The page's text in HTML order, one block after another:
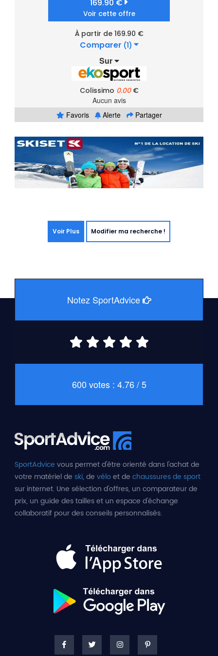
169.90 €
Voir cette offre
À partir de 169.90 €
Comparer (1)
Sur
Colissimo 0.00€
Aucun avis
Favoris
Alerte Partager
Voir Plus Modifier ma recherche !
Notez SportAdvice
600 votes : 4.76 / 5
SportAdvice vous permet d'être orienté dans l'achat de
votre matériel de ski, de véloet de chaussures de sport
sur internet. Une sélection d'offres, un comparateur de
prix, un guide des tailles et un espace d'échange
collaboratif pour des conseils personnalisés.